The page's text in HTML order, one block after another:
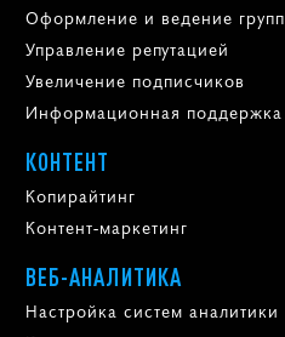
Оформление и ведение групп
Управление репутацией
Увеличение подписчиков
Информационная поддержка
КОНТЕНТ
Копирайтинг
Контент-маркетинг
ВЕБ-АНАЛИТИКА
Настройка систем аналитики